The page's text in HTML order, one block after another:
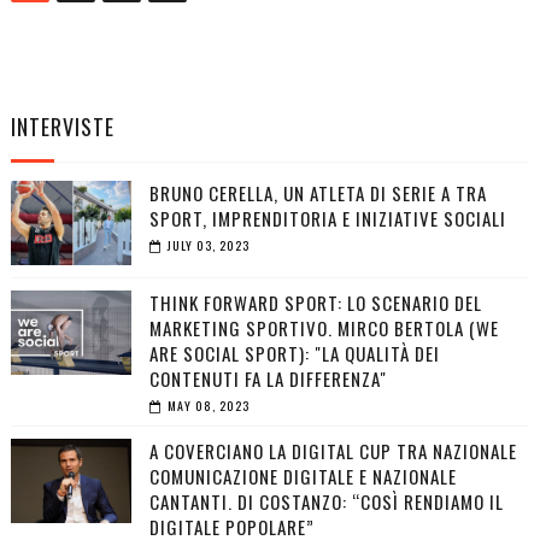
INTERVISTE
BRUNO CERELLA, UN ATLETA DI SERIE A TRA
SPORT, IMPRENDITORIA E INIZIATIVE SOCIALI
JULY 03, 2023
THINK FORWARD SPORT: LO SCENARIO DEL
MARKETING SPORTIVO. MIRCO BERTOLA (WE
ARE SOCIAL SPORT): "LA QUALITÀ DEI
CONTENUTI FA LA DIFFERENZA"
MAY 08, 2023
A COVERCIANO LA DIGITAL CUP TRA NAZIONALE
COMUNICAZIONE DIGITALE E NAZIONALE
CANTANTI. DI COSTANZO: “COSÌ RENDIAMO IL
DIGITALE POPOLARE”